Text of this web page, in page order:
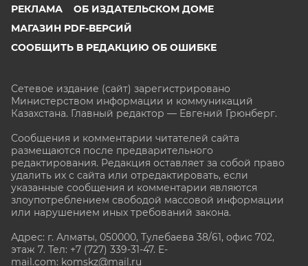
РЕКЛАМА
ОБ ИЗДАТЕЛЬСКОМ ДОМЕ
МАГАЗИН PDF-ВЕРСИЙ
СООБЩИТЬ В РЕДАКЦИЮ ОБ ОШИБКЕ
Сетевое издание (сайт) зарегистрировано
Министерством информации и коммуникаций
Казахстана. Главный редактор — Евгений Грюнберг.
Сообщения и комментарии читателей сайта
размещаются после предварительного
редактирования. Редакция оставляет за собой право
удалить их с сайта или отредактировать, если
указанные сообщения и комментарии являются
злоупотреблением свободой массовой информации
или нарушением иных требований закона.
Адрес: г. Алматы, 050000, Тулебаева 38/61, офис 702,
этаж 7. Тел: +7 (727) 339-31-47. E-
mail.com: komskz@mail.ru